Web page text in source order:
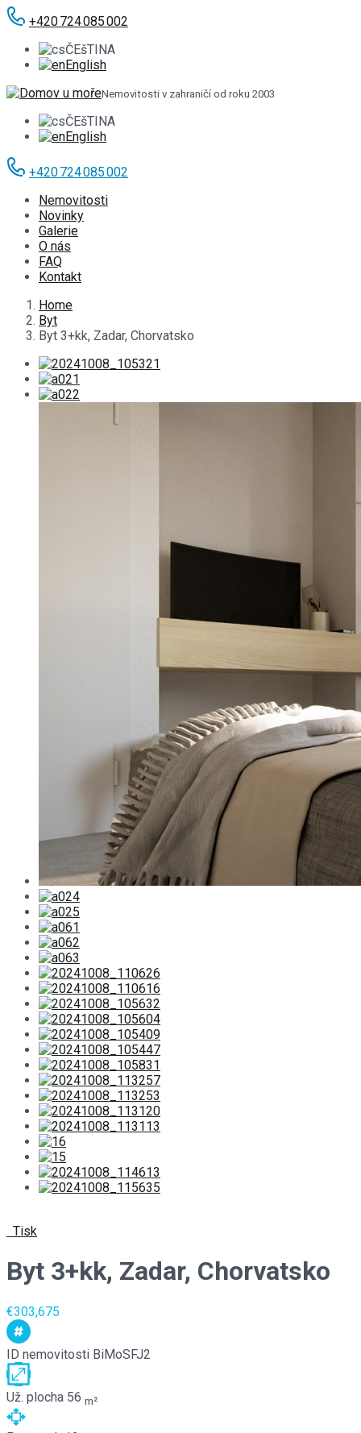
+420 724 085 002
ČEšTINA
English
Nemovitosti v zahraničí od roku 2003
ČEšTINA
English
+420 724 085 002
Nemovitosti
Novinky
Galerie
O nás
FAQ
Kontakt
Home
Byt
Byt 3+kk, Zadar, Chorvatsko
Tisk
Byt 3+kk, Zadar, Chorvatsko
€303,675
ID nemovitosti BiMoSFJ2
Už. plocha 56 m²